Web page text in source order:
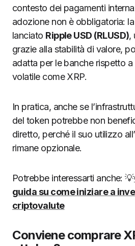
contesto dei pagamenti
adozione non è obbligatoria:
lanciato Ripple USD (RLUSD),
grazie alla stabilità di valore,
adatta per le banche rispetto
volatile come XRP.
In pratica, anche se
del token potrebbe non
diretto, perché il suo utilizzo
rimane opzionale.
Potrebbe interessarti anche: 💡
guida su come iniziare a
criptovalute
Conviene comprare